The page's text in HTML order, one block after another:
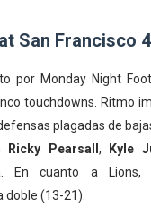
San Francisco
por Monday Night
touchdowns. Ritmo
plagadas de
Ricky Pearsall , Kyle
En cuanto a
doble (13-21).